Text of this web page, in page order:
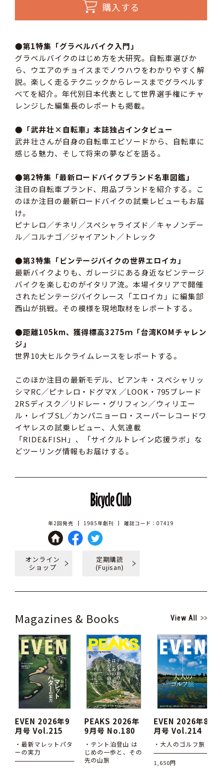
購入する
●第1特集「グラベルバイク入門」
グラベルバイクのはじめ方を大研究。自転車選びか
ら、ウエアのチョイスまでノウハウをわかりやすく解
説。楽しく走るテクニックからレースまでグラベルす
べてを紹介。年代別日本代表として世界選手権にチャ
レンジした編集長のレポートも掲載。
●「武井壮×自転車」本誌独占インタビュー
武井壮さんが自身の自転車エピソードから、自転車に
感じる魅力、そして将来の夢などを語る。
●第2特集「最新ロードバイクブランド名車図鑑」
注目の自転車ブランド、用品ブランドを紹介する。こ
のほか注目の最新ロードバイクの試乗レビューもお届
け。
ピナレロ／チネリ／スペシャライズド／キャノンデー
ル／コルナゴ／ジャイアント／トレック
●第3特集「ビンテージバイクの世界エロイカ」
最新バイクよりも、ガレージにある身近なビンテージ
バイクを楽しむのがイタリア流。本場イタリアで開催
されたビンテージバイクレース「エロイカ」に編集部
西山が挑戦。その模様を現地取材をレポートする。
●距離105km、獲得標高3275ｍ「台湾KOMチャレン
ジ」
世界10大ヒルクライムレースをレポートする。
このほか注目の最新モデル、ビアンキ・スぺシャリッ
シマRC／ピナレロ・ドグマX ／LOOK・795ブレード
2RSディスク／リドレー・グリフィン／ウィリエー
ル・レイブSL／カンパニョーロ・スーパーレコードワ
イヤレスの試乗レビュー、人気連載
「RIDE&FISH」、「サイクルトレイン応援ラボ」な
どツーリング情報もお届けする。
年2回発売 1985年創刊 雑誌コード：07419
オンライン
ショップ
定期購読
(Fujisan)
Magazines & Books View All
EVEN 2026年9
月号 Vol.215
・最新マレットパタ
ーの実力
PEAKS 2026年
9月号 No.180
・テント泊登山 は
じめの一歩と、その
先の山旅
EVEN 2026年8
月号 Vol.214
・大人のゴルフ旅
1,650円